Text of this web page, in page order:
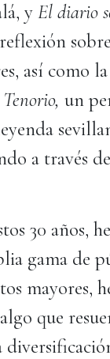
y El diario
así como
un
a través
30 años,
gama de
mayores,
que